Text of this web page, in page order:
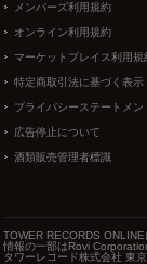
メンバーズ利用規約
オンライン利用規約
マーケットプレイス利用規
特定商取引法に基づく表示
プライバシーステートメン
広告停止について
酒類販売管理者標識
TOWER RECORDS
情報の一部はRovi
タワーレコード株式会社 東